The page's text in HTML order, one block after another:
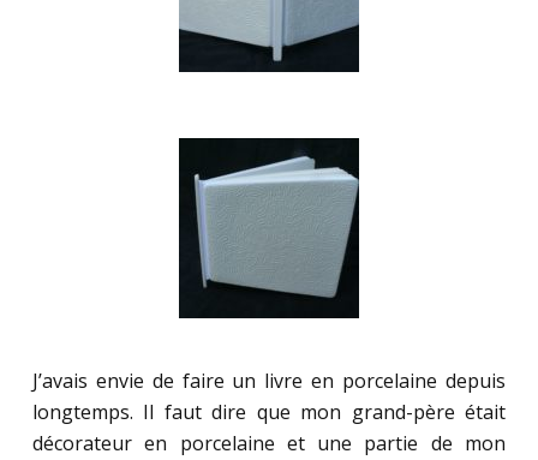
J’avais envie de faire un livre en porcelaine depuis
longtemps. Il faut dire que mon grand-père était
décorateur en porcelaine et une partie de mon